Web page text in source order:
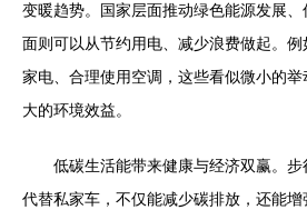
变暖趋势。国家层面推动绿色能源发展
面则可以从节约用电、减少浪费做起。
家电、合理使用空调，这些看似微小的
大的环境效益。
低碳生活能带来健康与经济双赢。
代替私家车，不仅能减少碳排放，还能